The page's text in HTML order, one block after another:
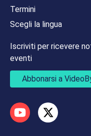
Termini
Scegli la lingua
Iscriviti per ricevere
eventi
Abbonarsi a